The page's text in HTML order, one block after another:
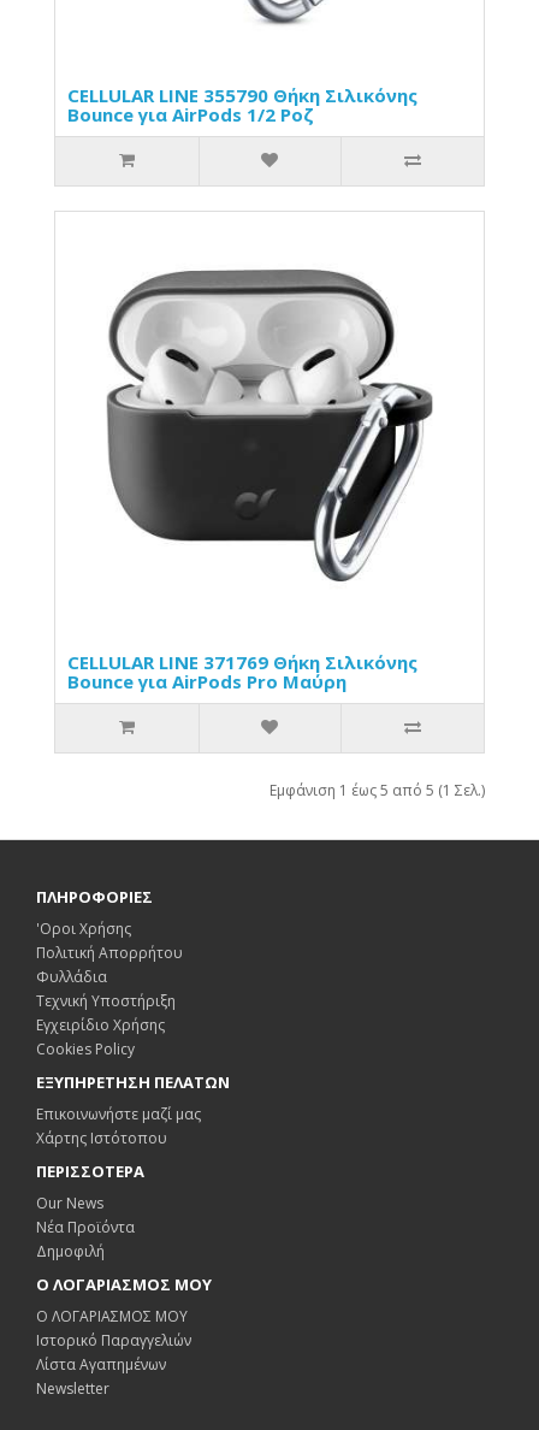
CELLULAR LINE 355790 Θήκη Σιλικόνης
Bounce για AirPods 1/2 Ροζ
CELLULAR LINE 371769 Θήκη Σιλικόνης
Bounce για AirPods Pro Μαύρη
Εμφάνιση 1 έως 5 από 5 (1 Σελ.)
ΠΛΗΡΟΦΟΡΙΕΣ
'Οροι Χρήσης
Πολιτική Απορρήτου
Φυλλάδια
Τεχνική Υποστήριξη
Εγχειρίδιο Χρήσης
Cookies Policy
ΕΞΥΠΗΡΕΤΗΣΗ ΠΕΛΑΤΩΝ
Επικοινωνήστε μαζί μας
Χάρτης Ιστότοπου
ΠΕΡΙΣΣΟΤΕΡΑ
Our News
Νέα Προϊόντα
Δημοφιλή
Ο ΛΟΓΑΡΙΑΣΜΟΣ ΜΟΥ
Ο ΛΟΓΑΡΙΑΣΜΟΣ ΜΟΥ
Ιστορικό Παραγγελιών
Λίστα Αγαπημένων
Newsletter